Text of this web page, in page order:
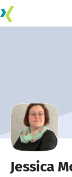
Jessica